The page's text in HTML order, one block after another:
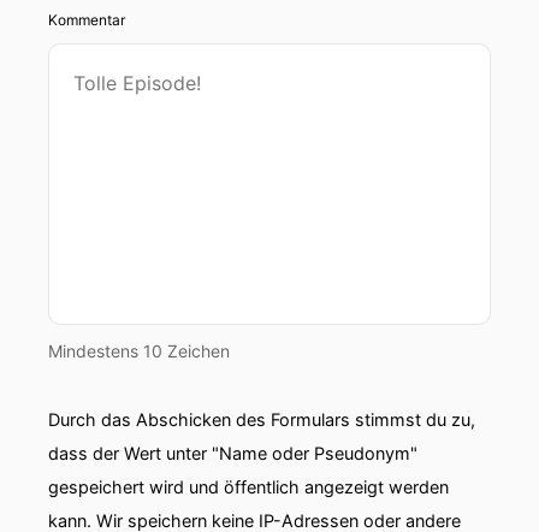
Kommentar
Mindestens 10 Zeichen
Durch das Abschicken des Formulars stimmst du zu,
dass der Wert unter "Name oder Pseudonym"
gespeichert wird und öffentlich angezeigt werden
kann. Wir speichern keine IP-Adressen oder andere